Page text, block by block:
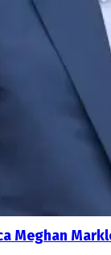
Meghan